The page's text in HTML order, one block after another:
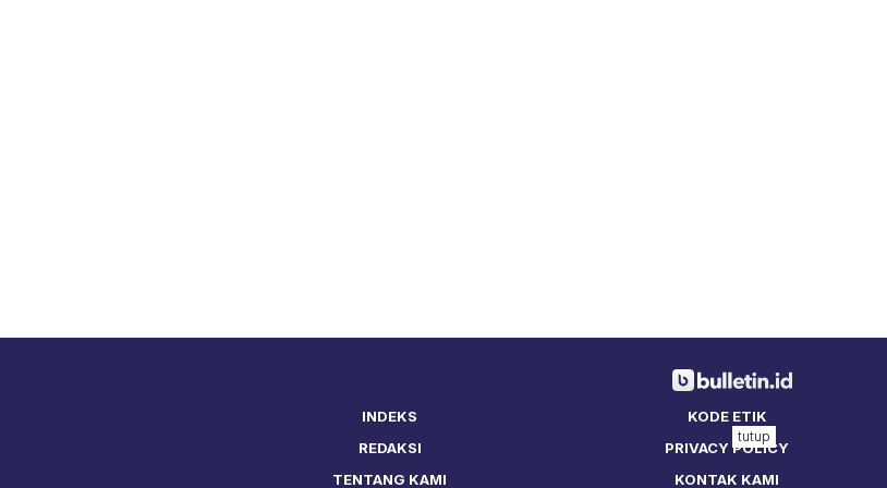
INDEKS KODE ETIK
REDAKSI
PRIVACY POLICY
TENTANG KAMI
KONTAK KAMI
tutup